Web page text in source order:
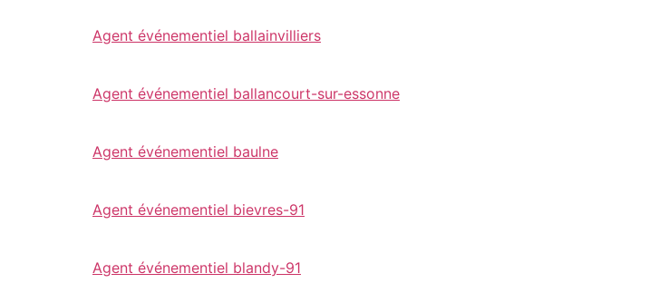
Agent événementiel ballainvilliers
Agent événementiel ballancourt-sur-essonne
Agent événementiel baulne
Agent événementiel bievres-91
Agent événementiel blandy-91